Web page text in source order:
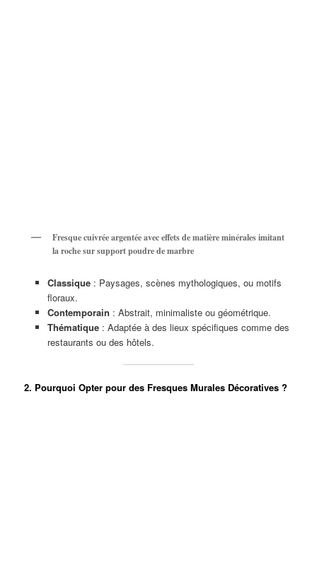
Fresque cuivrée argentée avec effets de matière minérales imitant
la roche sur support poudre de marbre
Classique: Paysages, scènes mythologiques, ou motifs
floraux.
Contemporain : Abstrait, minimaliste ou géométrique.
Thématique: Adaptée à des lieux spécifiques comme des
restaurants ou des hôtels.
2. Pourquoi Opter pour des Fresques Murales Décoratives ?